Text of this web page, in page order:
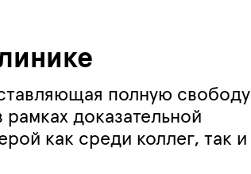
полную свободу
доказательной
как среди коллег, так и